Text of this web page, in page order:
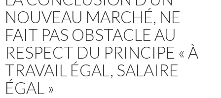
NOUVEAU MARCHÉ, NE
FAIT PAS OBSTACLE AU
RESPECT DU PRINCIPE « À
TRAVAIL ÉGAL, SALAIRE
ÉGAL »